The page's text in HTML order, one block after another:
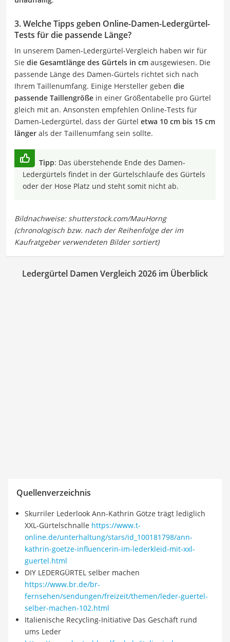
3. Welche Tipps geben Online-Damen-Ledergürtel-
Tests für die passende Länge?
In unserem Damen-Ledergürtel-Vergleich haben wir für
Sie die Gesamtlänge des Gürtels in cm ausgewiesen. Die
passende Länge des Damen-Gürtels richtet sich nach
Ihrem Taillenumfang. Einige Hersteller geben die
passende Taillengröße in einer Größentabelle pro Gürtel
gleich mit an. Ansonsten empfehlen Online-Tests für
Damen-Ledergürtel, dass der Gürtel etwa 10 cm bis 15 cm
länger als der Taillenumfang sein sollte.
Tipp: Das überstehende Ende des Damen-
Ledergürtels findet in der Gürtelschlaufe des Gürtels
oder der Hose Platz und steht somit nicht ab.
Ledergürtel Damen Vergleich 2026 im Überblick
Quellenverzeichnis
Skurriler Lederlook Ann-Kathrin Götze trägt lediglich
XXL-Gürtelschnalle https://www.t-
online.de/unterhaltung/stars/id_100181798/ann-
kathrin-goetze-influencerin-im-lederkleid-mit-xxl-
guertel.html
DIY LEDERGÜRTEL selber machen
https://www.br.de/br-
fernsehen/sendungen/freizeit/themen/leder-guertel-
selber-machen-102.html
Italienische Recycling-Initiative Das Geschäft rund
ums Leder